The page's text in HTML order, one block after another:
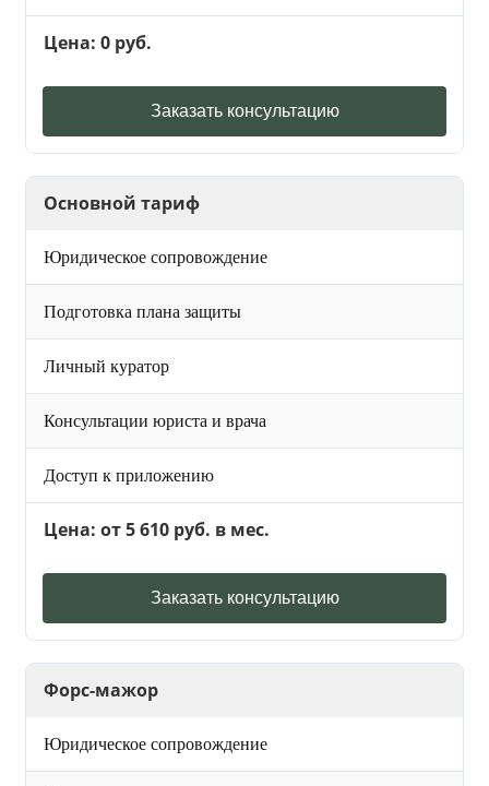
Цена: 0 руб.
Заказать консультацию
Основной тариф
Юридическое сопровождение
Подготовка плана защиты
Личный куратор
Консультации юриста и врача
Доступ к приложению
Цена: от 5 610 руб. в мес.
Заказать консультацию
Форс-мажор
Юридическое сопровождение